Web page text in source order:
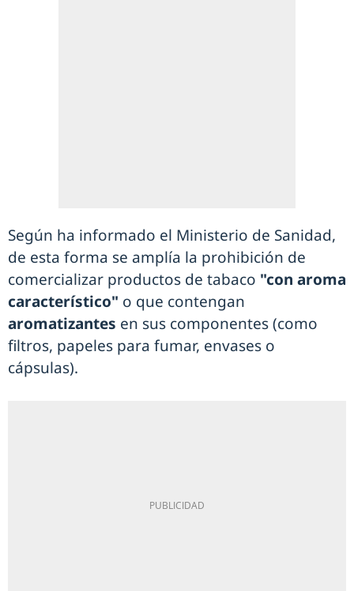
Según ha informado el Ministerio de Sanidad,
de esta forma se amplía la prohibición de
comercializar productos de tabaco "con aroma
característico" o que contengan
aromatizantes en sus componentes (como
filtros, papeles para fumar, envases o
cápsulas).